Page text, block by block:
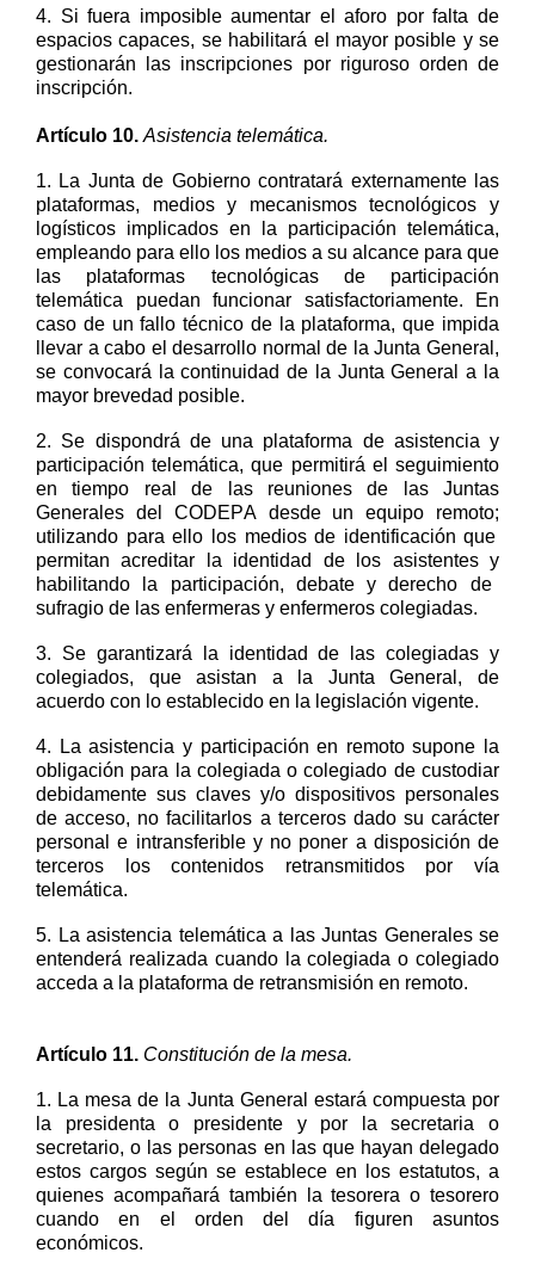
4. Si fuera imposible aumentar el aforo por falta de
espacios capaces, se habilitará el mayor posible y se
gestionarán las inscripciones por riguroso orden de
inscripción.
Artículo 10. Asistencia telemática.
1. La Junta de Gobiernocontratará externamente las
plataformas, medios y mecanismos tecnológicos y
logísticos implicados en la participación telemática,
empleando para ello los medios a su alcance para que
las plataformas tecnológicas de participación
telemática puedan funcionar satisfactoriamente. En
caso de un fallo técnico de la plataforma, que impida
llevar a cabo el desarrollo normal de la Junta General,
se convocará la continuidad de la Junta General
a la
mayor brevedad posible.
2. Se dispondrá de una plataforma de asistencia y
participacióntelemática, que permitirá el seguimiento
en tiempo real de las reuniones de las Juntas
Generales del CODEPA desde un equipo remoto;
utilizando para ello los medios de identificaciónque
permitan acreditar la identidad de los asistentesy
habilitando la participación, debate y derecho de
sufragio de las enfermeras y enfermeros colegiadas.
3. Se garantizará la identidad de las colegiadas y
colegiados, que asistan a la Junta General , de
acuerdo con lo establecido en la legislación vigente.
4.
La asistencia y participación en remoto supone la
obligación para la colegiada o colegiado de custodiar
debidamente sus claves y/o dispositivos personales
de acceso, no facilitarlos a terceros dado su carácter
personal e intransferibleyno poner a disposición de
terceros los contenidos retransmitidos por vía
telemática.
5. La asistencia telemática a las Juntas Generales se
entenderá realizada cuando la colegiada ocolegiado
acceda a la plataforma de retransmisión en remoto.
Artículo 11. Constitución de la mesa.
1. La mesa de la Junta General estará compuesta por
la presidenta o presidenteypor la secretaria o
secretario, o las personas en las que hayan delegado
estos cargos según se establece en los estatutos, a
quienes acompañará también la tesorera o tesorero
cuando en el orden del día figuren asuntos
económicos.